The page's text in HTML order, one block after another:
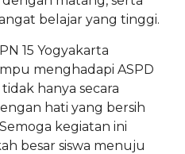
belajar yang tinggi.
15 Yogyakarta
menghadapi ASPD
hanya secara
hati yang bersih
kegiatan ini
besar siswa menuju